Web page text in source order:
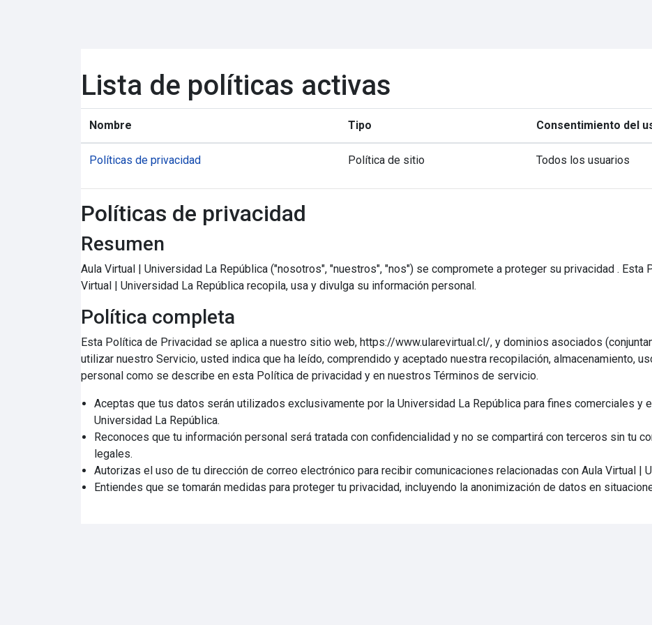
Lista de políticas activas
Nombre Tipo Consentimiento del
Políticas de privacidad Política de sitio Todos los usuarios
Políticas de privacidad
Resumen
Aula Virtual | Universidad La República ("nosotros", "nuestros", "nos") se compromete a proteger su privacidad .
Virtual | Universidad La República recopila, usa y divulga su información personal.
Política completa
Esta Política de Privacidad se aplica a nuestro sitio web, https://www.ularevirtual.cl/, y dominios asociados
utilizar nuestro Servicio, usted indica que ha leído, comprendido y aceptado nuestra recopilación, almacenamiento,
personal como se describe en esta Política de privacidad y en nuestros Términos de servicio.
Aceptas que tus datos serán utilizados exclusivamente por la Universidad La República para fines comerciales y
Universidad La República.
Reconoces que tu información personal será tratada con confidencialidad y no se compartirá con terceros sin tu
legales.
Autorizas el uso de tu dirección de correo electrónico para recibir comunicaciones relacionadas con Aula Virtual |
Entiendes que se tomarán medidas para proteger tu privacidad, incluyendo la anonimización de datos en